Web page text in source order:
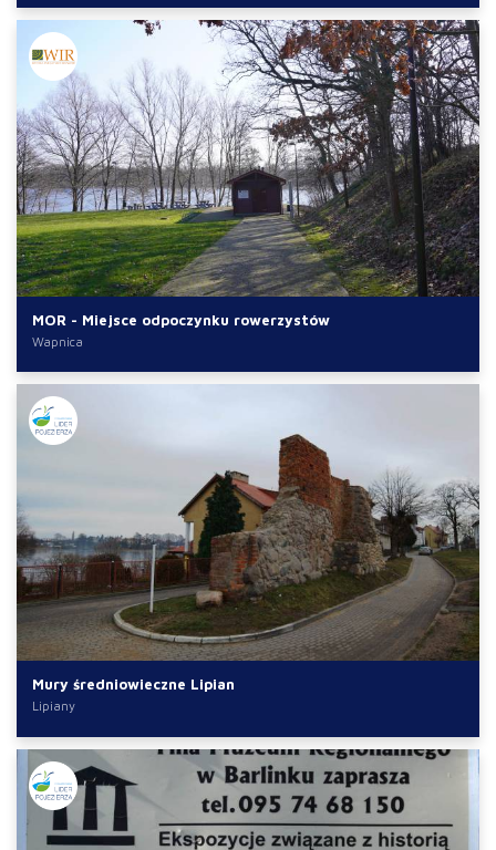
MOR - Miejsce odpoczynku rowerzystów
Wapnica
Mury średniowieczne Lipian
Lipiany